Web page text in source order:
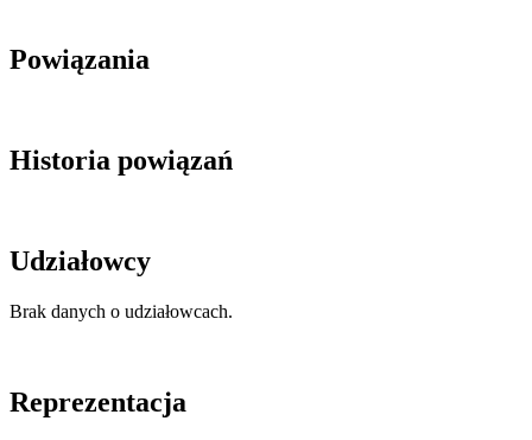
Powiązania
Historia powiązań
Udziałowcy
Brak danych o udziałowcach.
Reprezentacja